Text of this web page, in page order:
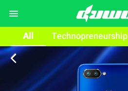
All Technopreneurship
arrow_back_ios